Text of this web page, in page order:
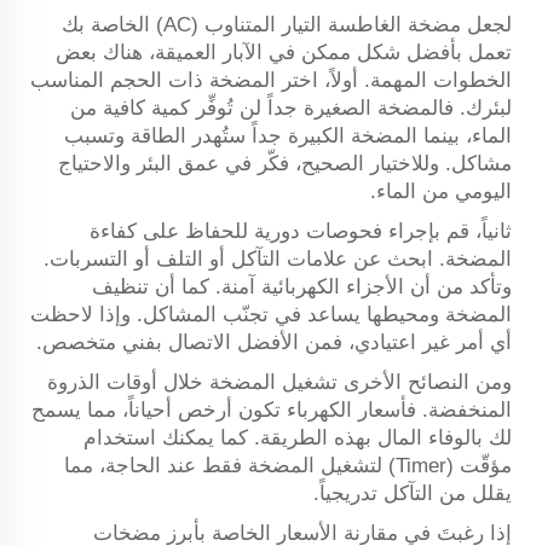
لجعل مضخة الغاطسة التيار المتناوب (AC) الخاصة بك
تعمل بأفضل شكل ممكن في الآبار العميقة، هناك بعض
الخطوات المهمة. أولاً، اختر المضخة ذات الحجم المناسب
لبئرك. فالمضخة الصغيرة جداً لن تُوفِّر كمية كافية من
الماء، بينما المضخة الكبيرة جداً ستُهدر الطاقة وتسبب
مشاكل. وللاختيار الصحيح، فكّر في عمق البئر والاحتياج
اليومي من الماء.
ثانياً، قم بإجراء فحوصات دورية للحفاظ على كفاءة
المضخة. ابحث عن علامات التآكل أو التلف أو التسربات.
وتأكد من أن الأجزاء الكهربائية آمنة. كما أن تنظيف
المضخة ومحيطها يساعد في تجنّب المشاكل. وإذا لاحظت
أي أمر غير اعتيادي، فمن الأفضل الاتصال بفني متخصص.
ومن النصائح الأخرى تشغيل المضخة خلال أوقات الذروة
المنخفضة. فأسعار الكهرباء تكون أرخص أحياناً، مما يسمح
لك بالوفاء المال بهذه الطريقة. كما يمكنك استخدام
مؤقّت (Timer) لتشغيل المضخة فقط عند الحاجة، مما
يقلل من التآكل تدريجياً.
إذا رغبتَ في مقارنة الأسعار الخاصة بأبرز مضخات